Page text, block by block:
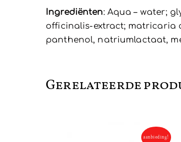
Ingrediënten: Aqua – water;
officinalis-extract; matricaria
panthenol, natriumlactaat,
Gerelateerde
aanbieding!